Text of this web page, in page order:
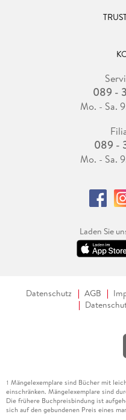
089 -
Mo. - Sa.
089 -
Mo. - Sa.
Laden Sie
Datenschutz AGB
1 Mängelexemplare sind Bücher mit
einschränken. Mängelexemplare sind
Die frühere Buchpreisbindung ist
sich auf den gebundenen Preis eines